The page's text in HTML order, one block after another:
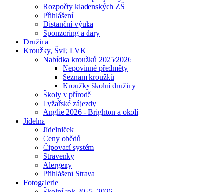
Rozpočty kladenských ZŠ
Přihlášení
Distanční výuka
Sponzoring a dary
Družina
Kroužky, ŠvP, LVK
Nabídka kroužků 2025⁄2026
Nepovinné předměty
Seznam kroužků
Kroužky školní družiny
Školy v přírodě
Lyžařské zájezdy
Anglie 2026 - Brighton a okolí
Jídelna
Jídelníček
Ceny obědů
Čipovací systém
Stravenky
Alergeny
Přihlášení Strava
Fotogalerie